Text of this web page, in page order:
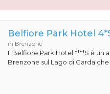
Belfiore Park Hotel
in Brenzone
Il Belfiore Park Hotel ****S è un
Brenzone sul Lago di Garda che